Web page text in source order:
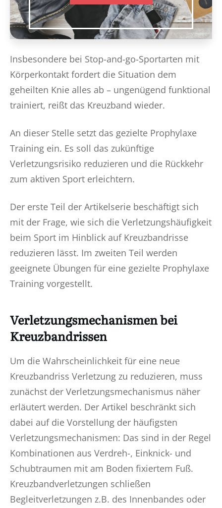
Insbesondere bei Stop-and-go-Sportarten mit
Körperkontakt fordert die Situation dem
geheilten Knie alles ab – ungenügend funktional
trainiert, reißt das Kreuzband wieder.
An dieser Stelle setzt das gezielte Prophylaxe
Training ein. Es soll das zukünftige
Verletzungsrisiko reduzieren und die Rückkehr
zum aktiven Sport erleichtern.
Der erste Teil der Artikelserie beschäftigt sich
mit der Frage, wie sich die Verletzungshäufigkeit
beim Sport im Hinblick auf Kreuzbandrisse
reduzieren lässt. Im zweiten Teil werden
geeignete Übungen für eine gezielte Prophylaxe
Training vorgestellt.
Verletzungsmechanismen bei
Kreuzbandrissen
Um die Wahrscheinlichkeit für eine neue
Kreuzbandriss Verletzung zu reduzieren, muss
zunächst der Verletzungsmechanismus näher
erläutert werden. Der Artikel beschränkt sich
dabei auf die Vorstellung der häufigsten
Verletzungsmechanismen: Das sind in der Regel
Kombinationen aus Verdreh-, Einknick- und
Schubtraumen mit am Boden fixiertem Fuß.
Kreuzbandverletzungen schließen
Begleitverletzungen z.B. des Innenbandes oder